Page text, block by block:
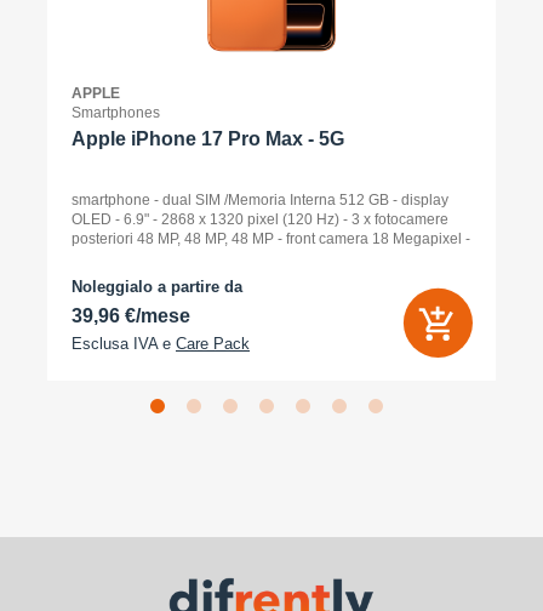
APPLE
Smartphones
Apple iPhone 17 Pro Max - 5G
smartphone - dual SIM /Memoria Interna 512 GB - display
OLED - 6.9" - 2868 x 1320 pixel (120 Hz) - 3 x fotocamere
posteriori 48 MP, 48 MP, 48 MP - front camera 18 Megapixel -
Noleggialo a partire da
39,96 €/mese
Esclusa IVA e Care Pack